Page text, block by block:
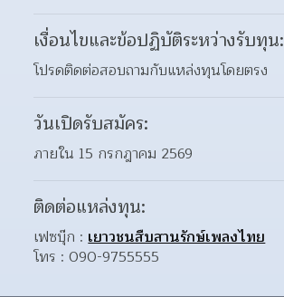
เงื่อนไขและข้อปฏิบัติระหว่างรับทุน:
โปรดติดต่อสอบถามกับแหล่งทุนโดยตรง
วันเปิดรับสมัคร:
ภายใน 15 กรกฎาคม 2569
ติดต่อแหล่งทุน:
เฟซบุ๊ก : เยาวชนสืบสานรักษ์เพลงไทย
โทร : 090-9755555